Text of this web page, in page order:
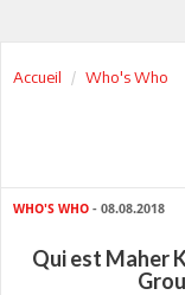
Accueil Who's Who
WHO'S WHO - 08.08.2018
Qui est Maher